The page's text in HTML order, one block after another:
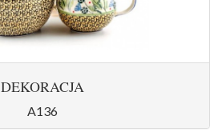
DEKORACJA
A136